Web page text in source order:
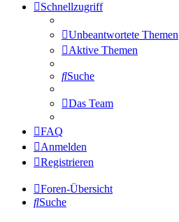
Schnellzugriff
Unbeantwortete Themen
Aktive Themen
Suche
Das Team
FAQ
Anmelden
Registrieren
Foren-Übersicht
Suche